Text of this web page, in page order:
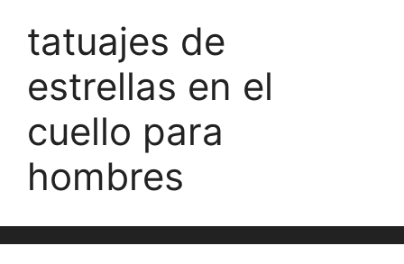
tatuajes de
estrellas en el
cuello para
hombres